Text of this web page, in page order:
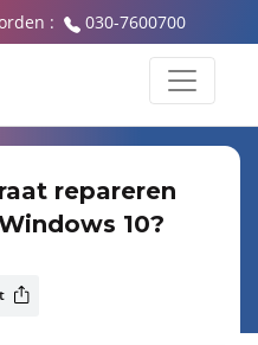
: 030-7600700
repareren
10?